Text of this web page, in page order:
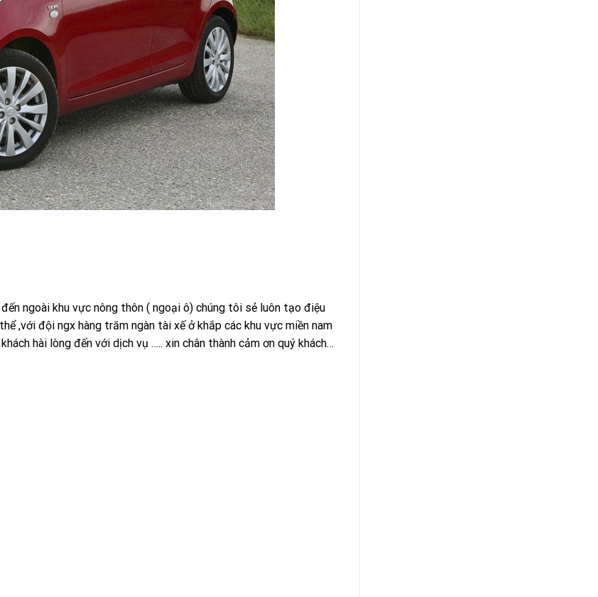
ngoài khu vực nông thôn ( ngoại ô) chúng tôi sẻ luôn tạo điệu
,với đội ngx hàng trăm ngàn tài xế ở khắp các khu vực miền nam
hài lòng đến với dịch vụ ….. xin chân thành cảm ơn quý khách…